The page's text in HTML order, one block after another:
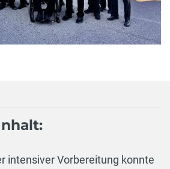
intensiver Vorbereitung konnte